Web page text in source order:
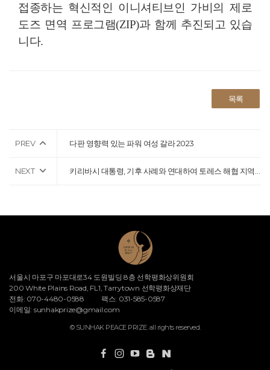
접종하는 혁신적인 이니셔티브인 가비의 제로
도즈 면역 프로그램(ZIP)과 함께 추진되고 있습
니다.
목록
PREV 다판 영향력 있는 파워 여성 갈라 2023
NEXT
서울시 마포구 마포대로34 도원빌딩 8층 선학평화상위원회
200 White Plains Road, FL1, Tarrytown 선학평화상재단
전화: 070-4480-0588
팩스: 031-585-0587
이메일: sunhakprize@gmail.com
© SUNHAK PEACE PRIZE. all rights reserved.